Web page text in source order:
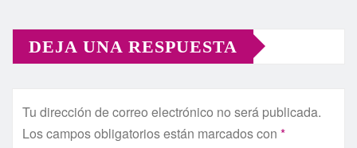
DEJA UNA RESPUESTA
Tu dirección de correo electrónico no será publicada.
Los campos obligatorios están marcados con *